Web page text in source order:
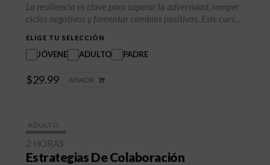
La resiliencia es clave para superar la adversidad, romper
ciclos negativos y fomentar cambios positivos. Este curso
toma de decisiones y fortalecer la estabilidad emocional.
Aprende estrategias de adaptación, relaciones saludables
ELIGE TU SELECCIÓN
JÓVENE ADULTO PADRE
$29.99 AÑADIR
ADULTO
2 HORAS
Estrategias De Colaboración